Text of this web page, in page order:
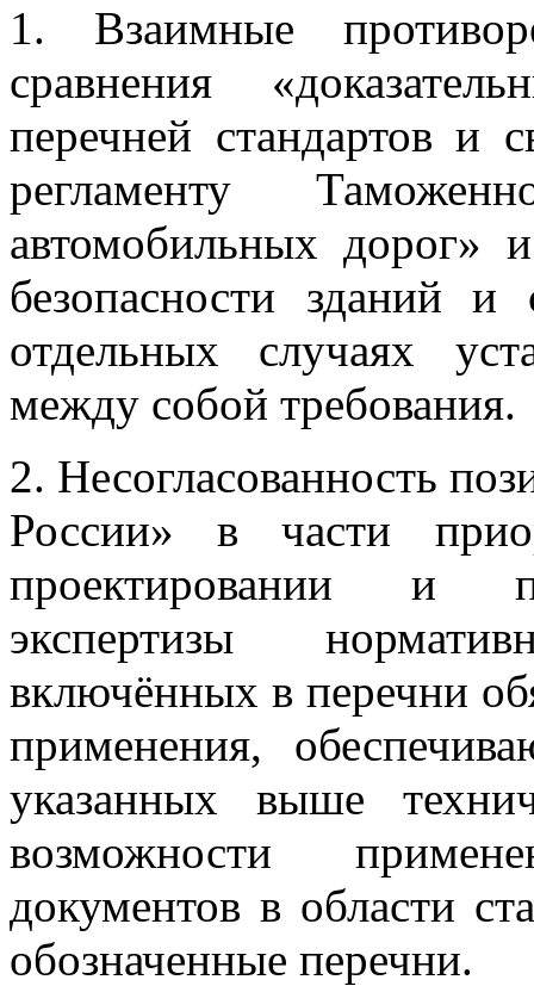
1. Взаимные
сравнения
перечней стандартов и
регламенту
автомобильных дорог»
безопасности зданий
отдельных случаях
между собой требования.
2. Несогласованность
России» в части
проектировании и
экспертизы
включённых в перечни
применения,
указанных выше
возможности
документов в области
обозначенные перечни.